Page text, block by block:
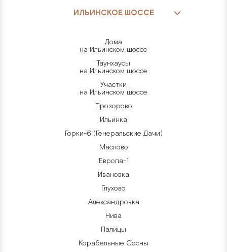
ИЛЬИНСКОЕ ШОССЕ
Дома
на Ильинском шоссе
Таунхаусы
на Ильинском шоссе
Участки
на Ильинском шоссе
Прозорово
Ильинка
Горки-6 (Генеральские Дачи)
Маслово
Европа-1
Ивановка
Глухово
Александровка
Нива
Палицы
Корабельные Сосны